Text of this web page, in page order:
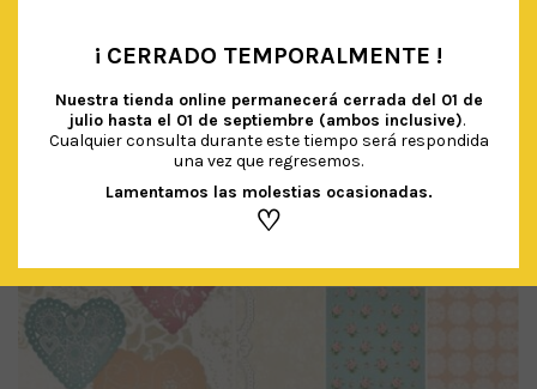
€ 0.95 IVA Incluido
AÑADIR AL CARRITO
¡ CERRADO TEMPORALMENTE !
Nuestra tienda online permanecerá cerrada del 01 de
julio hasta el 01 de septiembre (ambos inclusive).
Cualquier consulta durante este tiempo será respondida
una vez que regresemos.
Lamentamos las molestias ocasionadas.
♡